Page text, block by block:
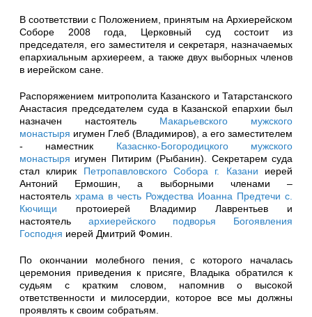
В соответствии с Положением, принятым на Архиерейском
Соборе 2008 года, Церковный суд состоит из
председателя, его заместителя и секретаря, назначаемых
епархиальным архиереем, а также двух выборных членов
в иерейском сане.
Распоряжением митрополита Казанского и Татарстанского
Анастасия председателем суда в Казанской епархии был
назначен настоятель Макарьевского мужского
монастыря игумен Глеб (Владимиров), а его заместителем
- наместник Казаснко-Богородицкого мужского
монастыря игумен Питирим (Рыбанин). Секретарем суда
стал клирик Петропавловского Собора г. Казани иерей
Антоний Ермошин, а выборными членами –
настоятель храма в честь Рождества Иоанна Предтечи с.
Кючищи протоиерей Владимир Лаврентьев и
настоятель архиерейского подворья Богоявления
Господня иерей Дмитрий Фомин.
По окончании молебного пения, с которого началась
церемония приведения к присяге, Владыка обратился к
судьям с кратким словом, напомнив о высокой
ответственности и милосердии, которое все мы должны
проявлять к своим собратьям.